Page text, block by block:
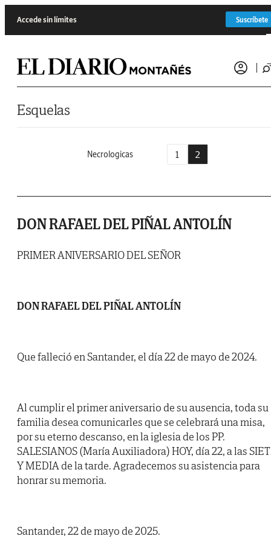
Accede sin límites Suscríbete
Esquelas
Necrologicas 1 2
DON RAFAEL DEL PIÑAL ANTOLÍN
PRIMER ANIVERSARIO DEL SEÑOR
DON RAFAEL DEL PIÑAL ANTOLÍN
Que falleció en Santander, el día 22 de mayo de 2024.
Al cumplir el primer aniversario de su ausencia, toda su
familia desea comunicarles que se celebrará una misa,
por su eterno descanso, en la iglesia de los PP.
SALESIANOS (María Auxiliadora) HOY, día 22, a las
Y MEDIA de la tarde. Agradecemos su asistencia para
honrar su memoria.
Santander, 22 de mayo de 2025.